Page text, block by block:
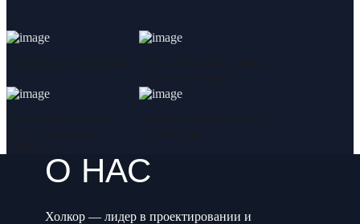
О НАС
Холкор — лидер в проектировании и